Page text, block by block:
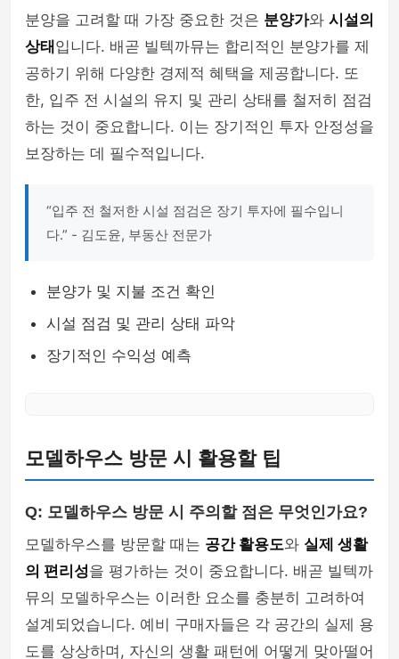
분양을 고려할 때 가장 중요한 것은 분양가와 시설의
상태 입니다. 배곧 빌텍까뮤는 합리적인 분양가를 제
공하기 위해 다양한 경제적 혜택을 제공합니다. 또
한, 입주 전 시설의 유지 및 관리 상태를 철저히 점검
하는 것이 중요합니다. 이는 장기적인 투자 안정성을
보장하는 데 필수적입니다.
“입주 전 철저한 시설 점검은 장기 투자에 필수입니
다.” - 김도윤, 부동산 전문가
분양가 및 지불 조건 확인
시설 점검 및 관리 상태 파악
장기적인 수익성 예측
모델하우스 방문 시 활용할 팁
Q: 모델하우스 방문 시 주의할 점은 무엇인가요?
모델하우스를 방문할 때는 공간 활용도와 실제 생활
의 편리성을 평가하는 것이 중요합니다. 배곧 빌텍까
뮤의 모델하우스는 이러한 요소를 충분히 고려하여
설계되었습니다. 예비 구매자들은 각 공간의 실제 용
도를 상상하며, 자신의 생활 패턴에 어떻게 맞아떨어